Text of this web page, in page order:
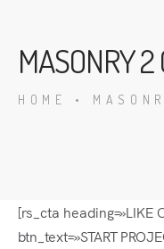
MASONRY
HOME •
[rs_cta heading=»LIKE
btn_text=»START